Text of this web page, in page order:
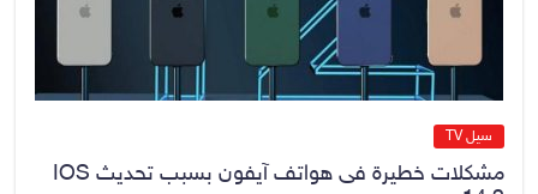
6 أغسطس، 2026 No Comment
سيل TV
مشكلات خطيرة فى هواتف آيفون بسبب تحديث IOS